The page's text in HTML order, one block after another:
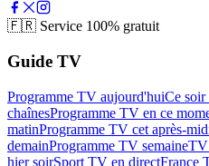
🇫🇷 Service 100% gratuit
Guide TV
Programme TV aujourd'huiCe
chaînesProgramme TV en ce
matinProgramme TV cet après-
demainProgramme TV semaineTV
hier soirSport TV en directFrance